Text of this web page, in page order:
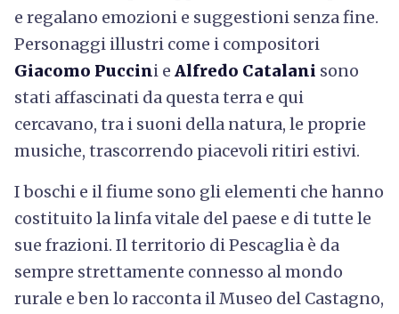
e regalano emozioni e suggestioni senza fine.
Personaggi illustri come i compositori
Giacomo Puccini e Alfredo Catalani sono
stati affascinati da questa terra e qui
cercavano, tra i suoni della natura, le proprie
musiche, trascorrendo piacevoli ritiri estivi.
I boschi e il fiume sono gli elementi che hanno
costituito la linfa vitale del paese e di tutte le
sue frazioni. Il territorio di Pescaglia è da
sempre strettamente connesso al mondo
rurale e ben lo racconta il Museo del Castagno,